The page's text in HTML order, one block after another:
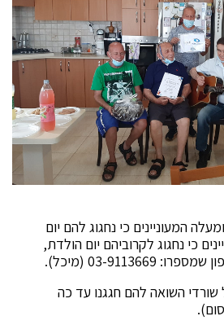
תושבים ותושבות בני 90 ומעלה המעוניינים כי נחגוג להם יום
כי נחגוג לקרוביהם יום הולדת,
9113669 (מיכל).
השואה להם חגגנו עד כה